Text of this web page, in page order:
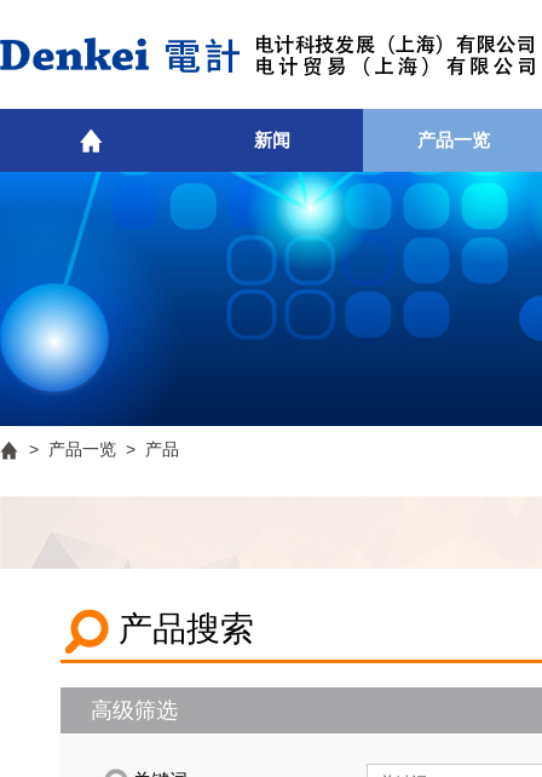
新闻 产品一览
> 产品一览 > 产品
产品搜索
高级筛选